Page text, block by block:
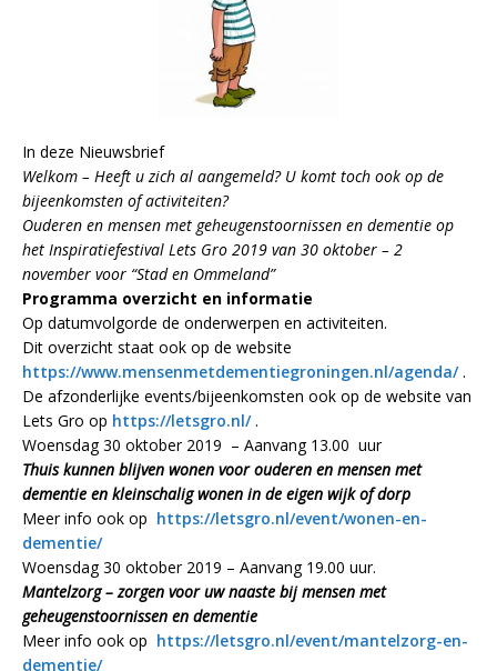
In deze Nieuwsbrief
Welkom – Heeft u zich al aangemeld? U komt toch ook op de
bijeenkomsten of activiteiten?
Ouderen en mensen met geheugenstoornissen en dementie op
het Inspiratiefestival Lets Gro 2019 van 30 oktober – 2
november voor “Stad en Ommeland”
Programma overzicht en informatie
Op datumvolgorde de onderwerpen en activiteiten.
Dit overzicht staat ook op de website
https://www.mensenmetdementiegroningen.nl/agenda/.
De afzonderlijke events/bijeenkomsten ook op de website van
Lets Gro op https://letsgro.nl/.
Woensdag 30 oktober 2019 – Aanvang 13.00 uur
Thuis kunnen blijven wonen voor ouderen en mensen met
dementie en kleinschalig wonen in de eigen wijk of dorp
Meer info ook op https://letsgro.nl/event/wonen-en-
dementie/
Woensdag 30 oktober 2019 – Aanvang 19.00 uur.
Mantelzorg – zorgen voor uw naaste bij mensen met
geheugenstoornissen en dementie
Meer info ook op https://letsgro.nl/event/mantelzorg-en-
dementie/